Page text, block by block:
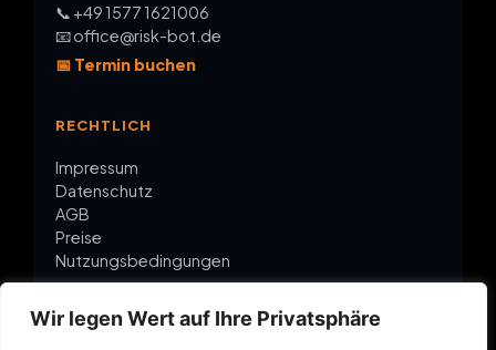
Wir legen Wert auf Ihre Privatsphäre
📞 +49 1577 1621006
📧 office@risk-bot.de
📅 Termin buchen
RECHTLICH
Impressum
Datenschutz
AGB
Preise
Nutzungsbedingungen
ÜBER RISK-BOT